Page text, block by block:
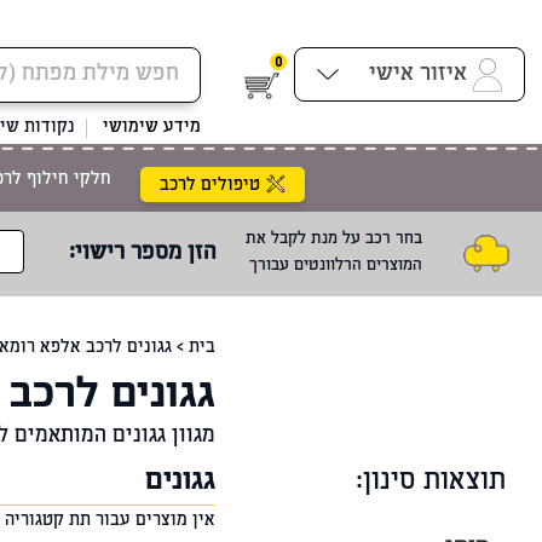
איזור אישי 0
מידע שימושי נקודות
טיפולים לרכב חלקי חילוף
בחר רכב על מנת לקבל את
המוצרים הרלוונטים עבורך
הזן מספר רישוי:
בית >גגונים לרכב אלפא רומאו
גגונים לרכב
מגוון גגונים המותאמים
גגונים
אין מוצרים עבור תת קטגוריה
תוצאות סינון: